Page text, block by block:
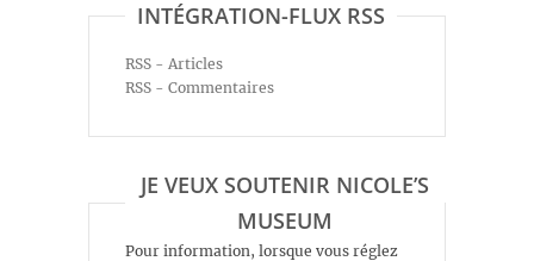
INTÉGRATION-FLUX RSS
RSS - Articles
RSS - Commentaires
JE VEUX SOUTENIR NICOLE’S
MUSEUM
Pour information, lorsque vous réglez